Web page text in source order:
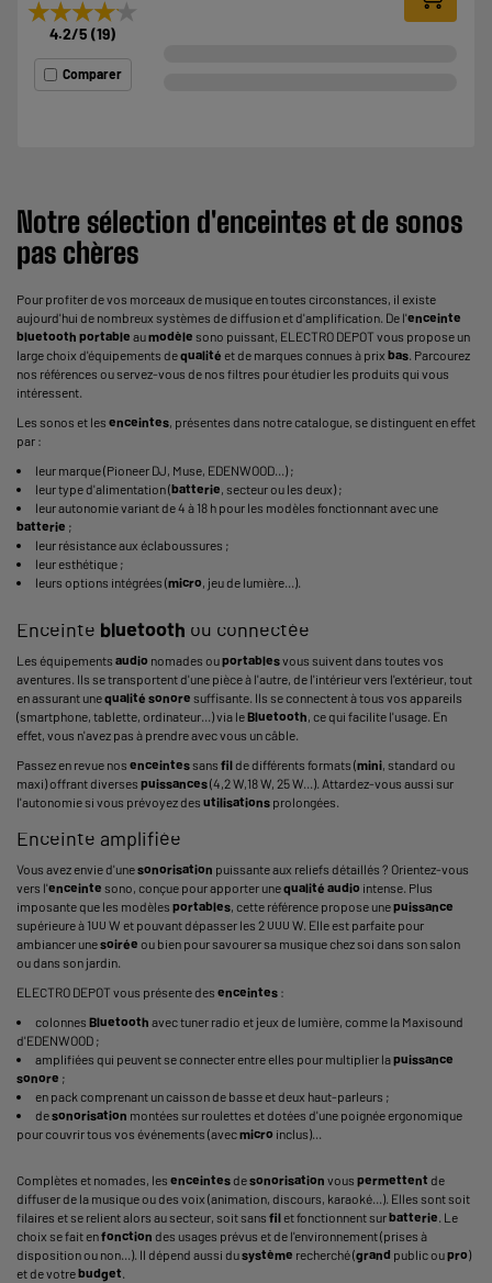
★★★★★
★★★★★
4.2/5 (19)
Comparer
Notre sélection d'enceintes et de sonos
pas chères
Pour profiter de vos morceaux de musique en toutes circonstances, il existe
aujourd'hui de nombreux systèmes de diffusion et d'amplification. De l'enceinte
bluetooth portable aumodèle sono puissant, ELECTRO DEPOT vous propose un
large choix d'équipements dequalité et de marques connues à prix bas. Parcourez
nos références ou servez-vous de nos filtres pour étudier les produits qui vous
intéressent.
Les sonos et les enceintes, présentes dans notre catalogue, se distinguent en effet
par :
leur marque (Pioneer DJ, Muse, EDENWOOD...) ;
leur type d'alimentation (batterie, secteur ou les deux) ;
leur autonomie variant de 4 à 18 h pour les modèles fonctionnant avec une
batterie ;
leur résistance aux éclaboussures ;
leur esthétique ;
leurs options intégrées (micro, jeu de lumière...).
Enceinte bluetooth ou connectée
Les équipements audio nomades ouportablesvous suivent dans toutes vos
aventures. Ils se transportent d'une pièce à l'autre, de l'intérieur vers l'extérieur, tout
en assurant unequalité sonore suffisante. Ils se connectent à tous vos appareils
(smartphone, tablette, ordinateur...) via leBluetooth, ce qui facilite l'usage. En
effet, vous n'avez pas à prendre avec vous un câble.
Passez en revue nos enceintessans filde différents formats (mini, standard ou
maxi) offrant diverses puissances(4,2 W,18 W, 25 W...). Attardez-vous aussi sur
l'autonomie si vous prévoyez des utilisations prolongées.
Enceinte amplifiée
Vous avez envie d'unesonorisation puissante aux reliefs détaillés ? Orientez-vous
vers l'enceinte sono, conçue pour apporter unequalité audio intense. Plus
imposante que les modèles portables, cette référence propose unepuissance
supérieure à 100 W et pouvant dépasser les 2 000 W. Elle est parfaite pour
ambiancer unesoirée ou bien pour savourer sa musique chez soi dans son salon
ou dans son jardin.
ELECTRO DEPOT vous présente des enceintes :
colonnes Bluetooth avec tuner radio et jeux de lumière, comme la Maxisound
d'EDENWOOD ;
amplifiées qui peuvent se connecter entre elles pour multiplier lapuissance
sonore ;
en pack comprenant un caisson de basse et deux haut-parleurs ;
desonorisation montées sur roulettes et dotées d'une poignée ergonomique
pour couvrir tous vos événements (avecmicro inclus)...
Complètes et nomades, les enceintesdesonorisation vous permettent de
diffuser de la musique ou des voix (animation, discours, karaoké...). Elles sont soit
filaires et se relient alors au secteur, soit sans filet fonctionnent surbatterie. Le
choix se fait enfonction des usages prévus et de l'environnement (prises à
disposition ou non...). Il dépend aussi dusystème recherché (grand public oupro)
et de votrebudget.